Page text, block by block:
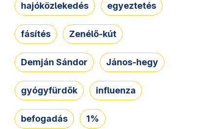
hajóközlekedés egyeztetés
fásítés Zenélő-kút
Demján Sándor János-hegy
gyógyfürdők influenza
befogadás 1%